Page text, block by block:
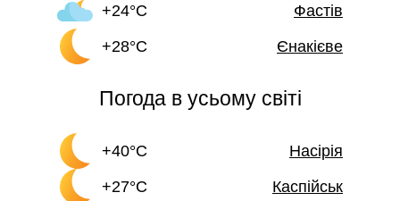
+24°C
Фастів
+28°C
Єнакієве
Погода в усьому світі
+40°C
Насірія
+27°C
Каспійськ